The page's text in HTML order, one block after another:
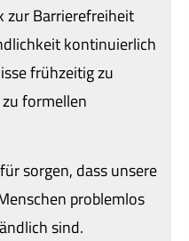
zur Barrierefreiheit
kontinuierlich
frühzeitig zu
formellen
sorgen, dass unsere
problemlos
sind.